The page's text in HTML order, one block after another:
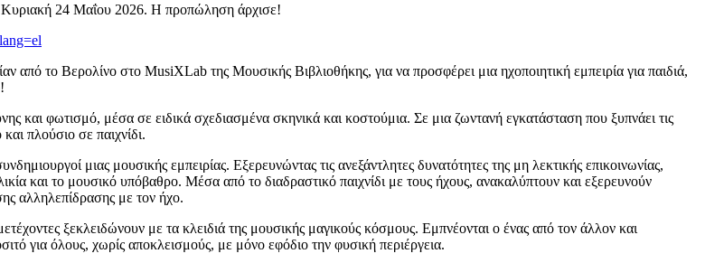
24 Μαΐου 2026. Η προπώληση άρχισε!
το Βερολίνο στο MusiXLab της Μουσικής Βιβλιοθήκης, για να προσφέρει μια ηχοποιητική εμπειρία για παιδιά,
και φωτισμό, μέσα σε ειδικά σχεδιασμένα σκηνικά και κοστούμια. Σε μια ζωντανή εγκατάσταση που ξυπνάει τις
πλούσιο σε παιχνίδι.
μιας μουσικής εμπειρίας. Εξερευνώντας τις ανεξάντλητες δυνατότητες της μη λεκτικής επικοινωνίας,
και το μουσικό υπόβαθρο. Μέσα από το διαδραστικό παιχνίδι με τους ήχους, ανακαλύπτουν και εξερευνούν
αλληλεπίδρασης με τον ήχο.
ξεκλειδώνουν με τα κλειδιά της μουσικής μαγικούς κόσμους. Εμπνέονται ο ένας από τον άλλον και
για όλους, χωρίς αποκλεισμούς, με μόνο εφόδιο την φυσική περιέργεια.